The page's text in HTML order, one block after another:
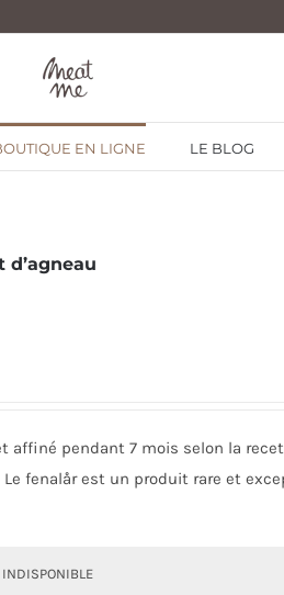
EN LIGNE LE BLOG
d’agneau
affiné pendant 7 mois selon la
fenalår est un produit rare et
INDISPONIBLE